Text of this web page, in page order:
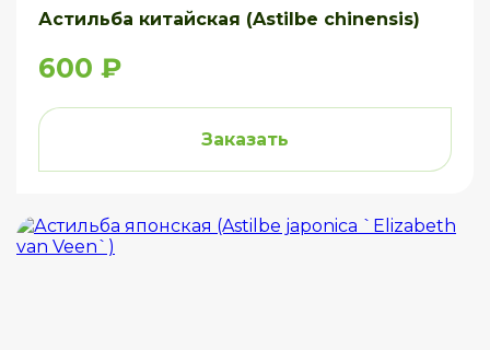
Астильба китайская (Astilbe chinensis)
600 ₽
Заказать